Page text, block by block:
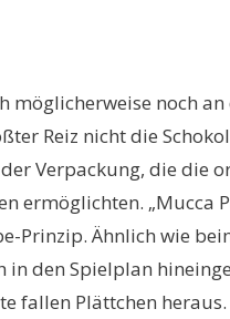
möglicherweise noch
Reiz nicht die
Verpackung, die die
ermöglichten. „Mucca
Prinzip. Ähnlich wie
in den Spielplan
fallen Plättchen